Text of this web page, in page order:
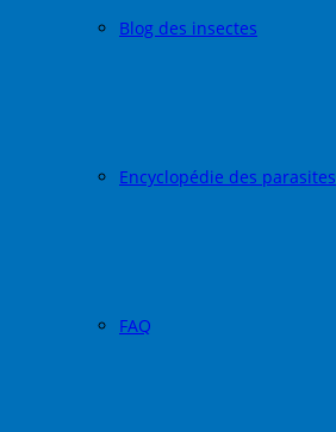
Blog des insectes
Encyclopédie des parasites
FAQ